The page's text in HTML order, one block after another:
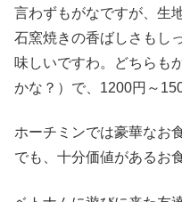
言わずもがなですが、生
石窯焼きの香ばしさもし
味しいですわ。どちらも
かな？）で、1200円～
ホーチミンでは豪華なお食
でも、十分価値があるお